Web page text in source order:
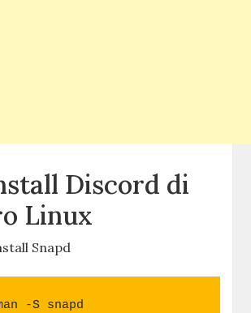
Discord di
Linux
Snapd
-S snapd